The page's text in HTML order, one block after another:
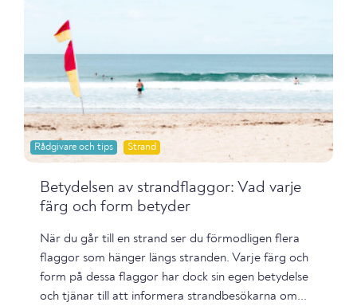
Rådgivare och tips Strand
Betydelsen av strandflaggor: Vad varje
färg och form betyder
När du går till en strand ser du förmodligen flera
flaggor som hänger längs stranden. Varje färg och
form på dessa flaggor har dock sin egen betydelse
och tjänar till att informera strandbesökarna om...